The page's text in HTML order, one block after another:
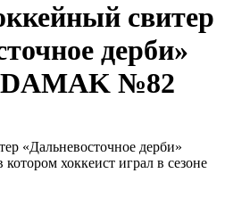
свитер
дерби»
№82
«Дальневосточное дерби»
хоккеист играл в сезоне